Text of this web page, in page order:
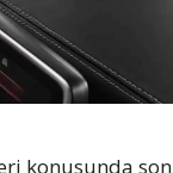
konusunda